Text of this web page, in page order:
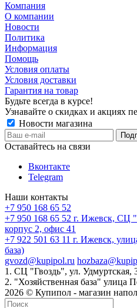
Компания
О компании
Новости
Политика
Информация
Помощь
Условия оплаты
Условия доставки
Гарантия на товар
Будьте всегда в курсе!
Узнавайте о скидках и акциях
Новости магазина
Оставайтесь на связи
Вконтакте
Telegram
Наши контакты
+7 950 168 65 52
+7 950 168 65 52 г. Ижевск, СЦ
корпус 2, офис 41
+7 922 501 63 11 г. Ижевск,
база)
gvozd@kupipol.ru
1. СЦ "Гвоздь", ул. Удмуртская,
2. "Хозяйственная база" улица
2026 © Купипол - магазин